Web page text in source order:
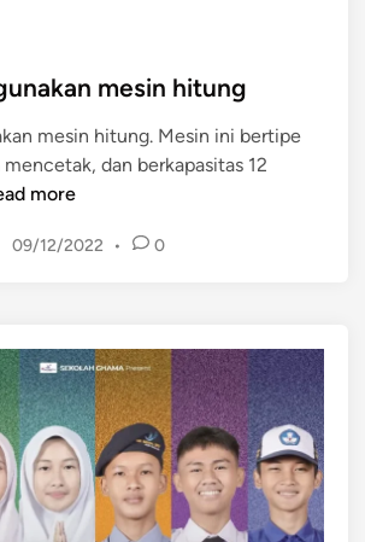
mesin hitung
mesin hitung. Mesin ini bertipe
mencetak, dan berkapasitas 12
more
09/12/2022 • 0